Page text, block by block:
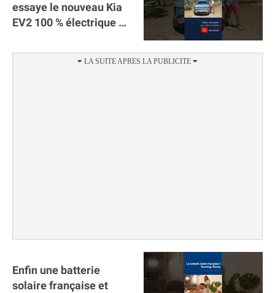
essaye le nouveau Kia
EV2 100 % électrique ⚡️!
autonomie.
Enfin une batterie
solaire française et